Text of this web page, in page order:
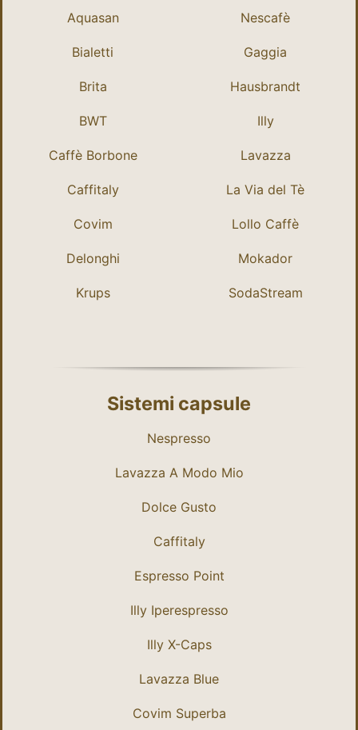
Aquasan
Bialetti
Brita
BWT
Caffè Borbone
Caffitaly
Covim
Delonghi
Krups
Nescafè
Gaggia
Hausbrandt
Illy
Lavazza
La Via del Tè
Lollo Caffè
Mokador
SodaStream
Sistemi capsule
Nespresso
Lavazza A Modo Mio
Dolce Gusto
Caffitaly
Espresso Point
Illy Iperespresso
Illy X-Caps
Lavazza Blue
Covim Superba